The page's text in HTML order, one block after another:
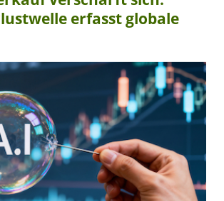
erfasst globale